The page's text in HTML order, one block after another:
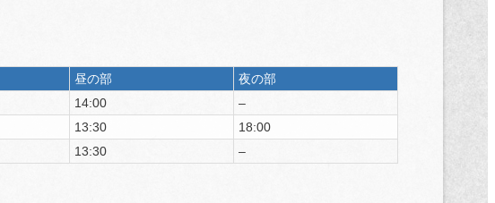
昼の部
夜の部
14:00
–
13:30
18:00
13:30
–